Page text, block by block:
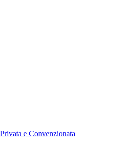
e Convenzionata